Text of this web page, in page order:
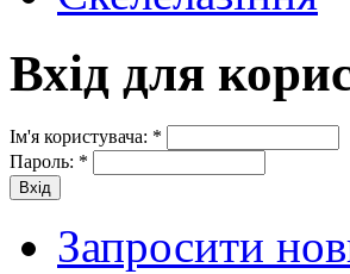
Вхід для
Ім'я користувача: *
Пароль: *
Запросити